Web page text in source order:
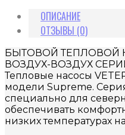
ОПИСАНИЕ
ОТЗЫВЫ (0)
БЫТОВОЙ ТЕПЛОВОЙ
ВОЗДУХ-ВОЗДУХ СЕРИИ
Тепловые насосы
модели Supreme.
специально для
обеспечивать
низких температурах